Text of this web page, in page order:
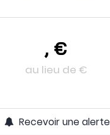
, €
au lieu de €
Recevoir une alerte